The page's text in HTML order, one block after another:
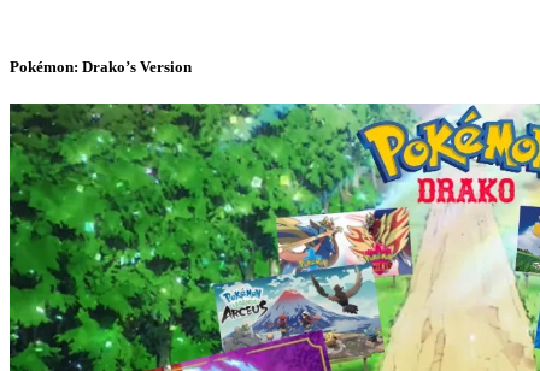
Pokémon: Drako’s Version